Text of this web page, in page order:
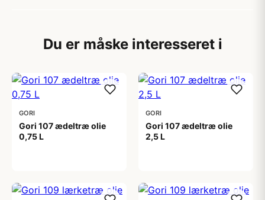
Du er måske interesseret i
GORI
Gori 107 ædeltræ olie
0,75 L
GORI
Gori 107 ædeltræ olie
2,5 L